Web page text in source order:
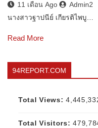
11 เดือน Ago
Admin2
นางสาวฐาปนีย์ เกียรติไพบู…
Read More
94REPORT.COM
Total Views:
Total Visitors: